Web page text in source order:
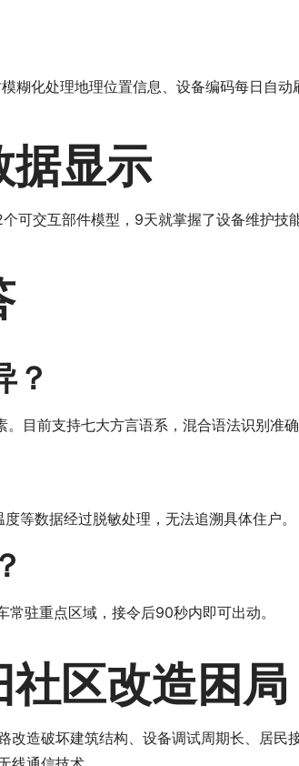
糊化处理地理位置信息、设备编码每日自
据显示
可交互部件模型，9天就掌握了设备维护技
？
目前支持七大方言语系，混合语法识别准确
等数据经过脱敏处理，无法追溯具体住户。
驻重点区域，接令后90秒内即可出动。
区改造困局
造破坏建筑结构、设备调试周期长、居民